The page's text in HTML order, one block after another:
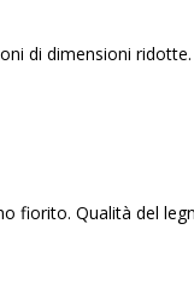
di dimensioni
fiorito. Qualità del